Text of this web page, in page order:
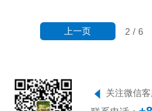
2 / 6
上一页
关注微信